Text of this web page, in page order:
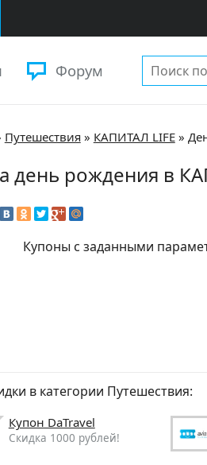
Форум
Путешествия» КАПИТАЛ LIFE»
день рождения в
Купоны с заданными
в категории Путешествия:
Купон DaTravel
Скидка 1000 рублей!